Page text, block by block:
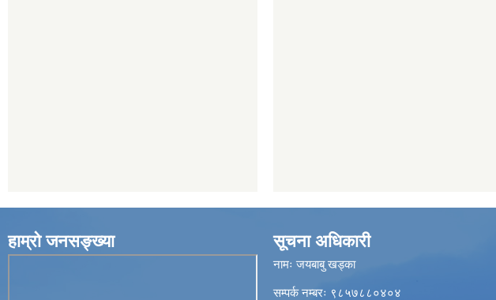
हाम्रो जनसङ्ख्या सूचना अधिकारी
नामः जयबाबु खड्का
सम्पर्क नम्बरः ९८५७८८०४०४